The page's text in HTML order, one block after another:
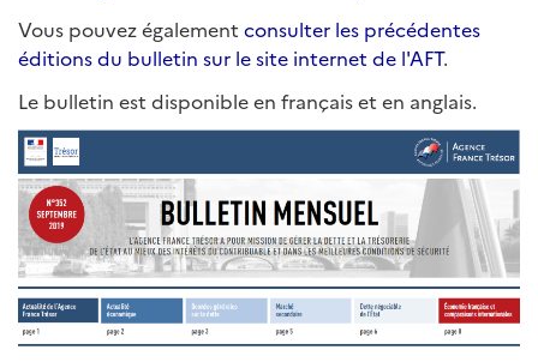
Vous pouvez également consulter les précédentes
éditions du bulletin sur le site internet de l'AFT.
Le bulletin est disponible en français et en anglais.